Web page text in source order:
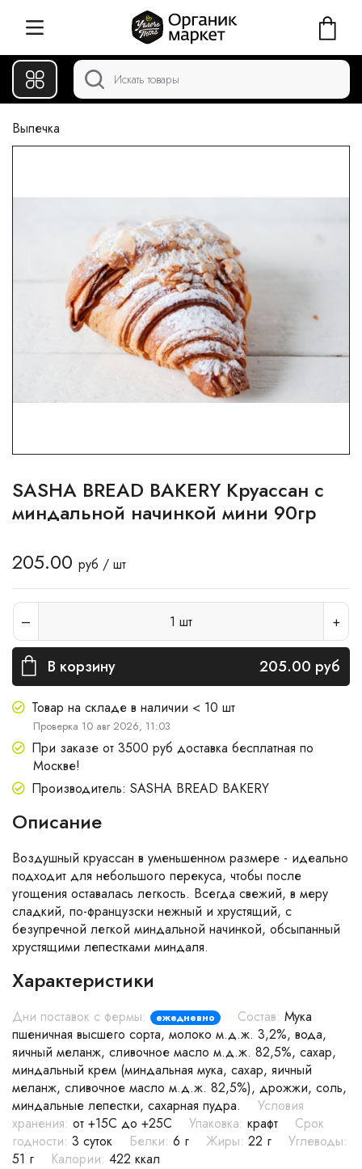
Выпечка
SASHA BREAD BAKERY Круассан с
миндальной начинкой мини 90гр
205.00 руб / шт
1 шт
В корзину 205.00 руб
Товар на складе в наличии < 10 шт
Проверка 10 авг 2026, 11:03
При заказе от 3500 руб доставка бесплатная по
Москве!
Производитель: SASHA BREAD BAKERY
Описание
Воздушный круассан в уменьшенном размере - идеально
подходит для небольшого перекуса, чтобы после
угощения оставалась легкость. Всегда свежий, в меру
сладкий, по-французски нежный и хрустящий, с
безупречной легкой миндальной начинкой, обсыпанный
хрустящими лепестками миндаля.
Характеристики
Дни поставок с фермы: ежедневно Состав: Мука
пшеничная высшего сорта, молоко м.д.ж. 3,2%, вода,
яичный меланж, сливочное масло м.д.ж. 82,5%, сахар,
миндальный крем (миндальная мука, сахар, яичный
меланж, сливочное масло м.д.ж. 82,5%), дрожжи, соль,
миндальные лепестки, сахарная пудра.
Условия
хранения: от +15С до +25С Упаковка: крафт
Срок
годности: 3 суток Белки: 6 г Жиры: 22 г
Углеводы:
51 г
Калории: 422 ккал